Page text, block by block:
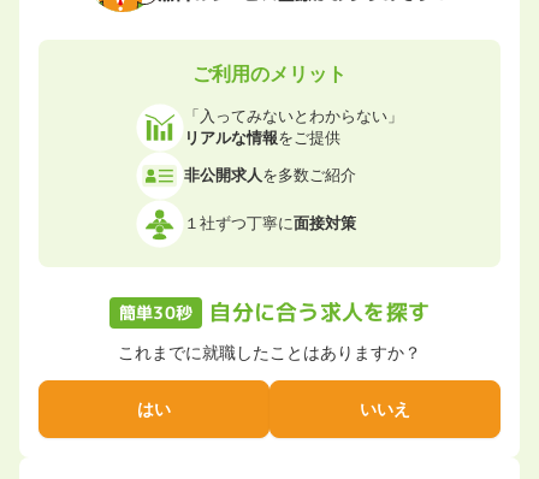
ご利用のメリット
「入ってみないとわからない」
リアルな情報をご提供
非公開求人を多数ご紹介
１社ずつ丁寧に面接対策
簡単30秒 自分に合う求人を探す
これまでに就職したことはありますか？
はい いいえ